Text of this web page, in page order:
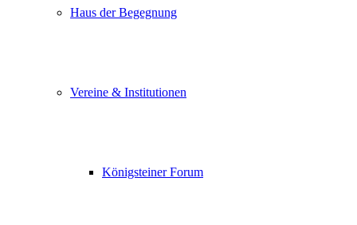
Haus der Begegnung
Vereine & Institutionen
Königsteiner Forum